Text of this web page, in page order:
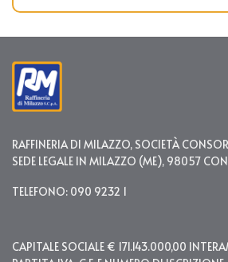
RAFFINERIA DI MILAZZO, SOCIETÀ
SEDE LEGALE IN MILAZZO (ME), 98057
TELEFONO: 090 9232 1
CAPITALE SOCIALE € 171.143.000,00